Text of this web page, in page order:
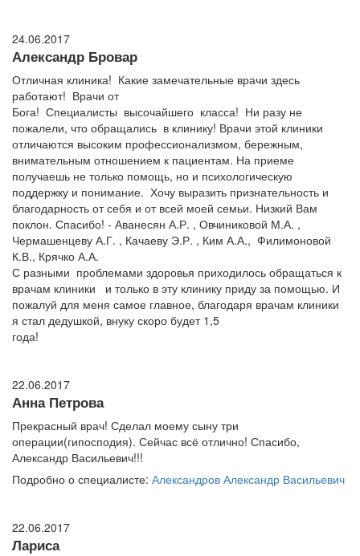
24.06.2017
Александр Бровар
Отличная клиника! Какие замечательные врачи здесь
работают! Врачи от
Бога! Специалисты высочайшего класса! Ни разу не
пожалели, что обращались в клинику! Врачи этой клиники
отличаются высоким профессионализмом, бережным,
внимательным отношением к пациентам. На приеме
получаешь не только помощь, но и психологическую
поддержку и понимание. Хочу выразить признательность и
благодарность от себя и от всей моей семьи. Низкий Вам
поклон. Спасибо! - Аванесян А.Р. , Овчиниковой М.А. ,
Чермашенцеву А.Г. , Качаеву Э.Р. , Ким А.А., Филимоновой
К.В., Крячко А.А.
С разными проблемами здоровья приходилось обращаться к
врачам клиники и только в эту клинику приду за помощью. И
пожалуй для меня самое главное, благодаря врачам клиники
я стал дедушкой, внуку скоро будет 1,5
года!
22.06.2017
Анна Петрова
Прекрасный врач! Сделал моему сыну три
операции(гипосподия). Сейчас всё отлично! Спасибо,
Александр Васильевич!!!
Подробно о специалисте: Александров Александр Васильевич
22.06.2017
Лариса